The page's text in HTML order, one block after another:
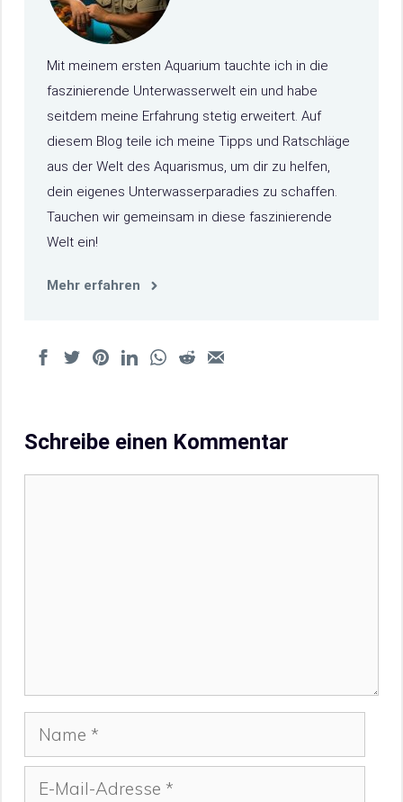
Mit meinem ersten Aquarium tauchte ich in die
faszinierende Unterwasserwelt ein und habe
seitdem meine Erfahrung stetig erweitert. Auf
diesem Blog teile ich meine Tipps und Ratschläge
aus der Welt des Aquarismus, um dir zu helfen,
dein eigenes Unterwasserparadies zu schaffen.
Tauchen wir gemeinsam in diese faszinierende
Welt ein!
Mehr erfahren
Schreibe einen Kommentar